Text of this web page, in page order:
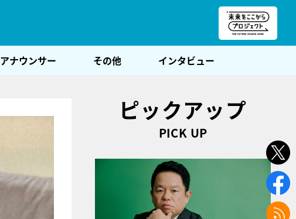
アナウンサー その他 インタビュー
ピックアップ
PICK UP